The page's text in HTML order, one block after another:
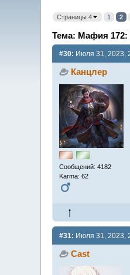
Страницы 4 1 2
Тема: Мафия 172:
#30: Июля 31, 2023,
Канцлер
Сообщений: 4182
Karma: 62
#31: Июля 31, 2023,
Cast